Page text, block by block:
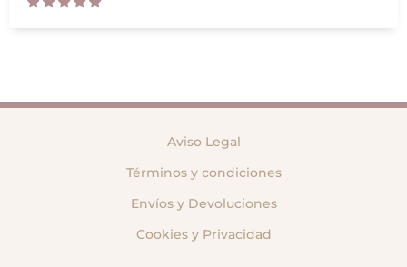
Aviso Legal
Términos y condiciones
Envíos y Devoluciones
Cookies y Privacidad